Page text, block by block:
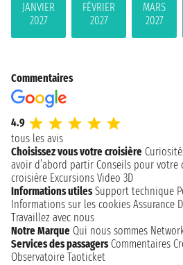
JANVIER
2027
FÉVRIER
2027
MARS
2027
Commentaires
4.9
tous les avis
Choisissez vous votre croisière
avoir d’abord partir Conseils pour votre
croisière Excursions Video 3D
Informations utiles Support technique
Informations sur les cookies Assurance
Travaillez avec nous
Notre Marque Qui nous sommes
Services des passagers Commentaires
Observatoire Taoticket